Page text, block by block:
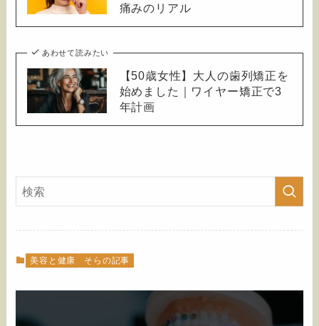
痛みのリアル
あわせて読みたい
【50歳女性】大人の歯列矯正を
始めました｜ワイヤー矯正で3
年計画
美容と健康 そらの記事